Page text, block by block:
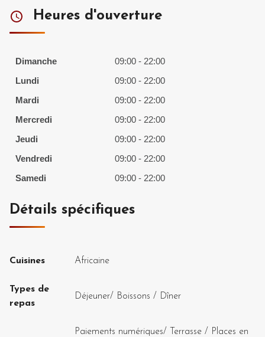
Heures d'ouverture
Dimanche
09:00 - 22:00
Lundi
09:00 - 22:00
Mardi
09:00 - 22:00
Mercredi
09:00 - 22:00
Jeudi
09:00 - 22:00
Vendredi
09:00 - 22:00
Samedi
09:00 - 22:00
Détails spécifiques
Cuisines Africaine
Types de
repas
Déjeuner/ Boissons / Dîner
Paiements numériques/
Terrasse / Places en